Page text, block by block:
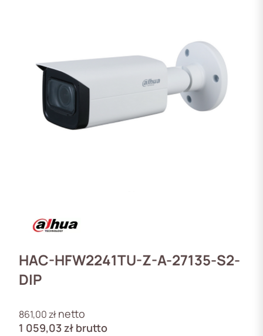
HAC-HFW2241TU-Z-A-27135-S2-
DIP
861,00złnetto
1 059,03zł brutto